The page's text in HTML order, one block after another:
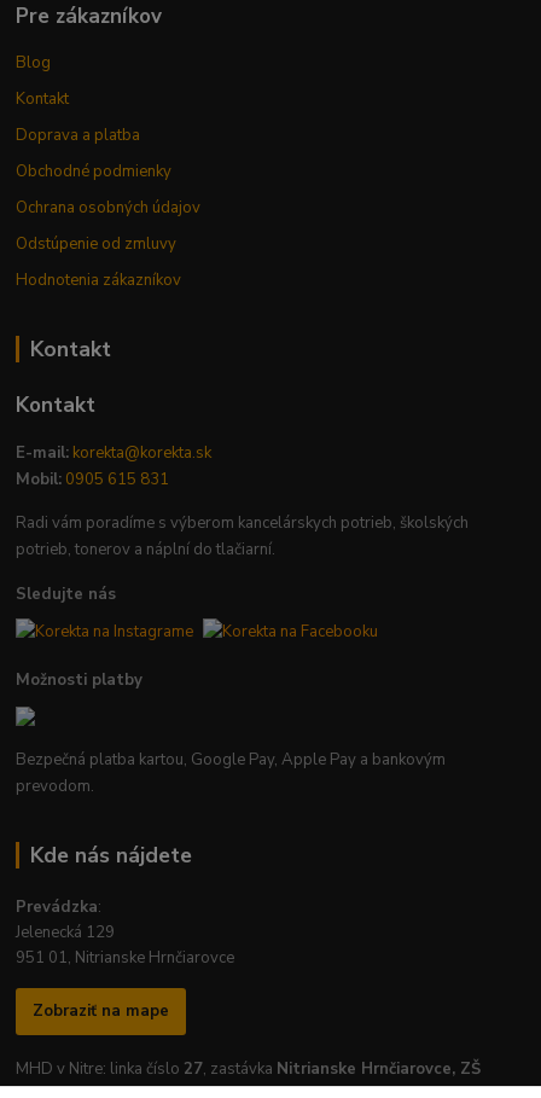
Pre zákazníkov
Blog
Kontakt
Doprava a platba
Obchodné podmienky
Ochrana osobných údajov
Odstúpenie od zmluvy
Hodnotenia zákazníkov
Kontakt
Kontakt
E-mail: korekta@korekta.sk
Mobil: 0905 615 831
Radi vám poradíme s výberom kancelárskych potrieb, školských
potrieb, tonerov a náplní do tlačiarní.
Sledujte nás
Možnosti platby
Bezpečná platba kartou, Google Pay, Apple Pay a bankovým
prevodom.
Kde nás nájdete
Prevádzka:
Jelenecká 129
951 01, Nitrianske Hrnčiarovce
Zobraziť na mape
MHD v Nitre: linka číslo 27, zastávka Nitrianske Hrnčiarovce, ZŠ